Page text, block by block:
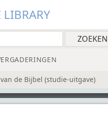
de Bijbel (studie-uitgave)